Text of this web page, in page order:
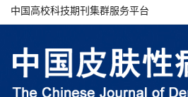
中国高校科技期刊集群服务平台